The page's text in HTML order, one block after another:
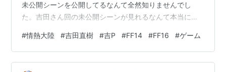
未公開シーンを公開してるなんて全然知りませんでし
た。吉田さん回の未公開シーンが見れるなんて本当に嬉
さんといえば、FF14のプロデューサー 兼 ディレクター
兼 FF16プロデューサーですが、役職は兼取締役 兼 開発
担当執行役員 兼 第三開発事業本部 事業本部長でどんな
#情熱大陸 #吉田直樹 #吉P #FF14 #FF16 #ゲーム